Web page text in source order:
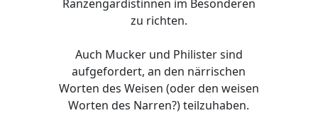
Ranzengardistinnen im Besonderen
zu richten.
Auch Mucker und Philister sind
aufgefordert, an den närrischen
Worten des Weisen (oder den weisen
Worten des Narren?) teilzuhaben.